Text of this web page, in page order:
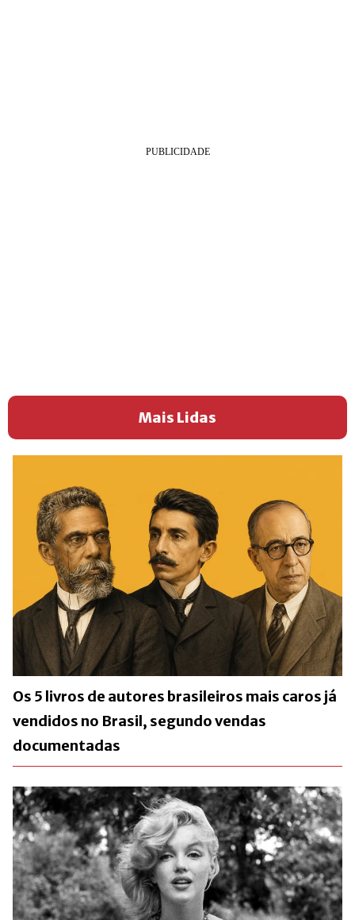
Mais Lidas
Os 5 livros de autores brasileiros mais caros já
vendidos no Brasil, segundo vendas
documentadas